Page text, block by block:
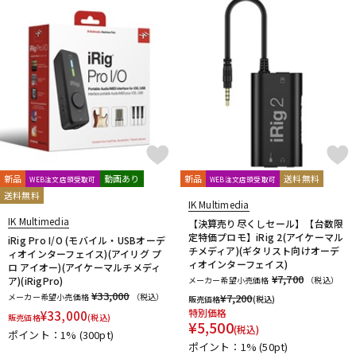
新品 WEB注文店頭受取可
動画あり
送料無料
IK Multimedia
iRig Pro I/O (モバイル・USBオーデ
ィオインターフェイス)(アイリグ プ
ロ アイオー)(アイケーマルチメディ
ア)(iRigPro)
メーカー希望小売価格 ¥33,000
（税込）
販売価格¥33,000(税込)
ポイント：1% (300pt)
新品 WEB注文店頭受取可 送料無料
IK Multimedia
【決算売り尽くしセール】【台数限
定特価プロモ】iRig 2(アイケーマル
チメディア)(ギタリスト向けオーデ
ィオインターフェイス)
メーカー希望小売価格 ¥7,700
（税込）
販売価格¥7,200(税込)
特別価格
¥5,500(税込)
ポイント：1%(50pt)